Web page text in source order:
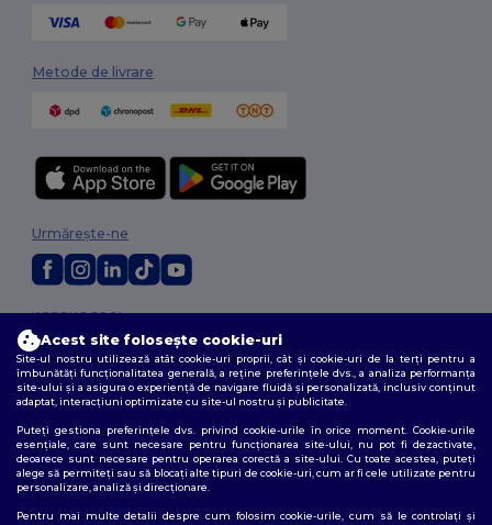
Metode de livrare
2026. Toate drepturile rezervate
Termeni și condiții|Politica de confidențialitate
urile|Sitemap
Urmărește-ne
Acest site folosește cookie-uri
Site-ul nostru utilizează atât cookie-uri proprii, cât și cookie-uri de la terți pentru a
îmbunătăți funcționalitatea generală, a reține preferințele dvs., a analiza performanța
site-ului și a asigura o experiență de navigare fluidă și personalizată, inclusiv conținut
adaptat, interacțiuni optimizate cu site-ul nostru și publicitate.
Puteți gestiona preferințele dvs. privind cookie-urile în orice moment. Cookie-urile
esențiale, care sunt necesare pentru funcționarea site-ului, nu pot fi dezactivate,
deoarece sunt necesare pentru operarea corectă a site-ului. Cu toate acestea, puteți
alege să permiteți sau să blocați alte tipuri de cookie-uri, cum ar fi cele utilizate pentru
personalizare, analiză și direcționare.
Pentru mai multe detalii despre cum folosim cookie-urile, cum să le controlați și